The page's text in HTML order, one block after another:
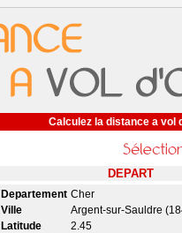
Calculez la distance a vol
DEPART
Departement Cher
Ville
Argent-sur-Sauldre
Latitude
2.45